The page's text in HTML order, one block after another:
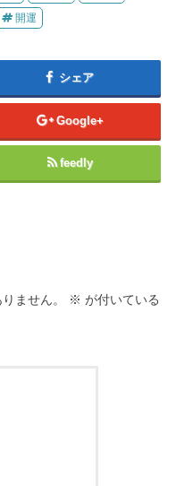
開運
シェア
Google+
feedly
ません。 ※ が付いている